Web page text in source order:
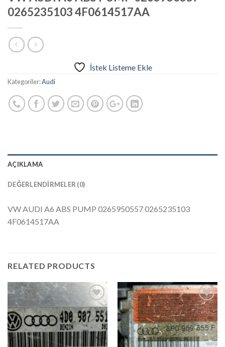
0265235103 4F0614517AA
İstek Listeme Ekle
Kategoriler:Audi
AÇIKLAMA
DEĞERLENDIRMELER (0)
VW AUDI A6 ABS PUMP 0265950557 0265235103
4F0614517AA
RELATED PRODUCTS
İstek
Listeme
Ekle
İstek
Listeme
Ekle